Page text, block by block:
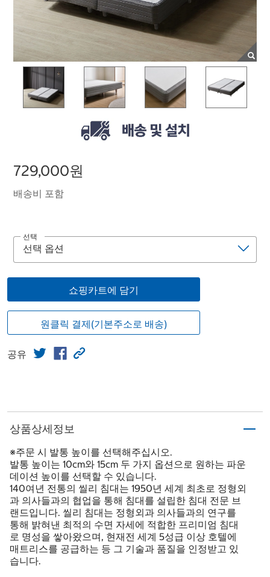
729,000원
배송비 포함
선택
쇼핑카트에 담기
원클릭 결제(기본주소로 배송)
공유
상품상세정보
※주문 시 발통 높이를 선택해주십시오.
발통 높이는 10cm와 15cm 두 가지 옵션으로 원하는 파운
데이션 높이를 선택할 수 있습니다.
140여년 전통의 씰리 침대는 1950년 세계 최초로 정형외
과 의사들과의 협업을 통해 침대를 설립한 침대 전문 브
랜드입니다. 씰리 침대는 정형외과 의사들과의 연구를
통해 밝혀낸 최적의 수면 자세에 적합한 프리미엄 침대
로 명성을 쌓아왔으며, 현재전 세계 5성급 이상 호텔에
매트리스를 공급하는 등 그 기술과 품질을 인정받고 있
습니다.